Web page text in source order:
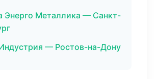
Энерго Металлика — Санкт-
— Ростов-на-Дону